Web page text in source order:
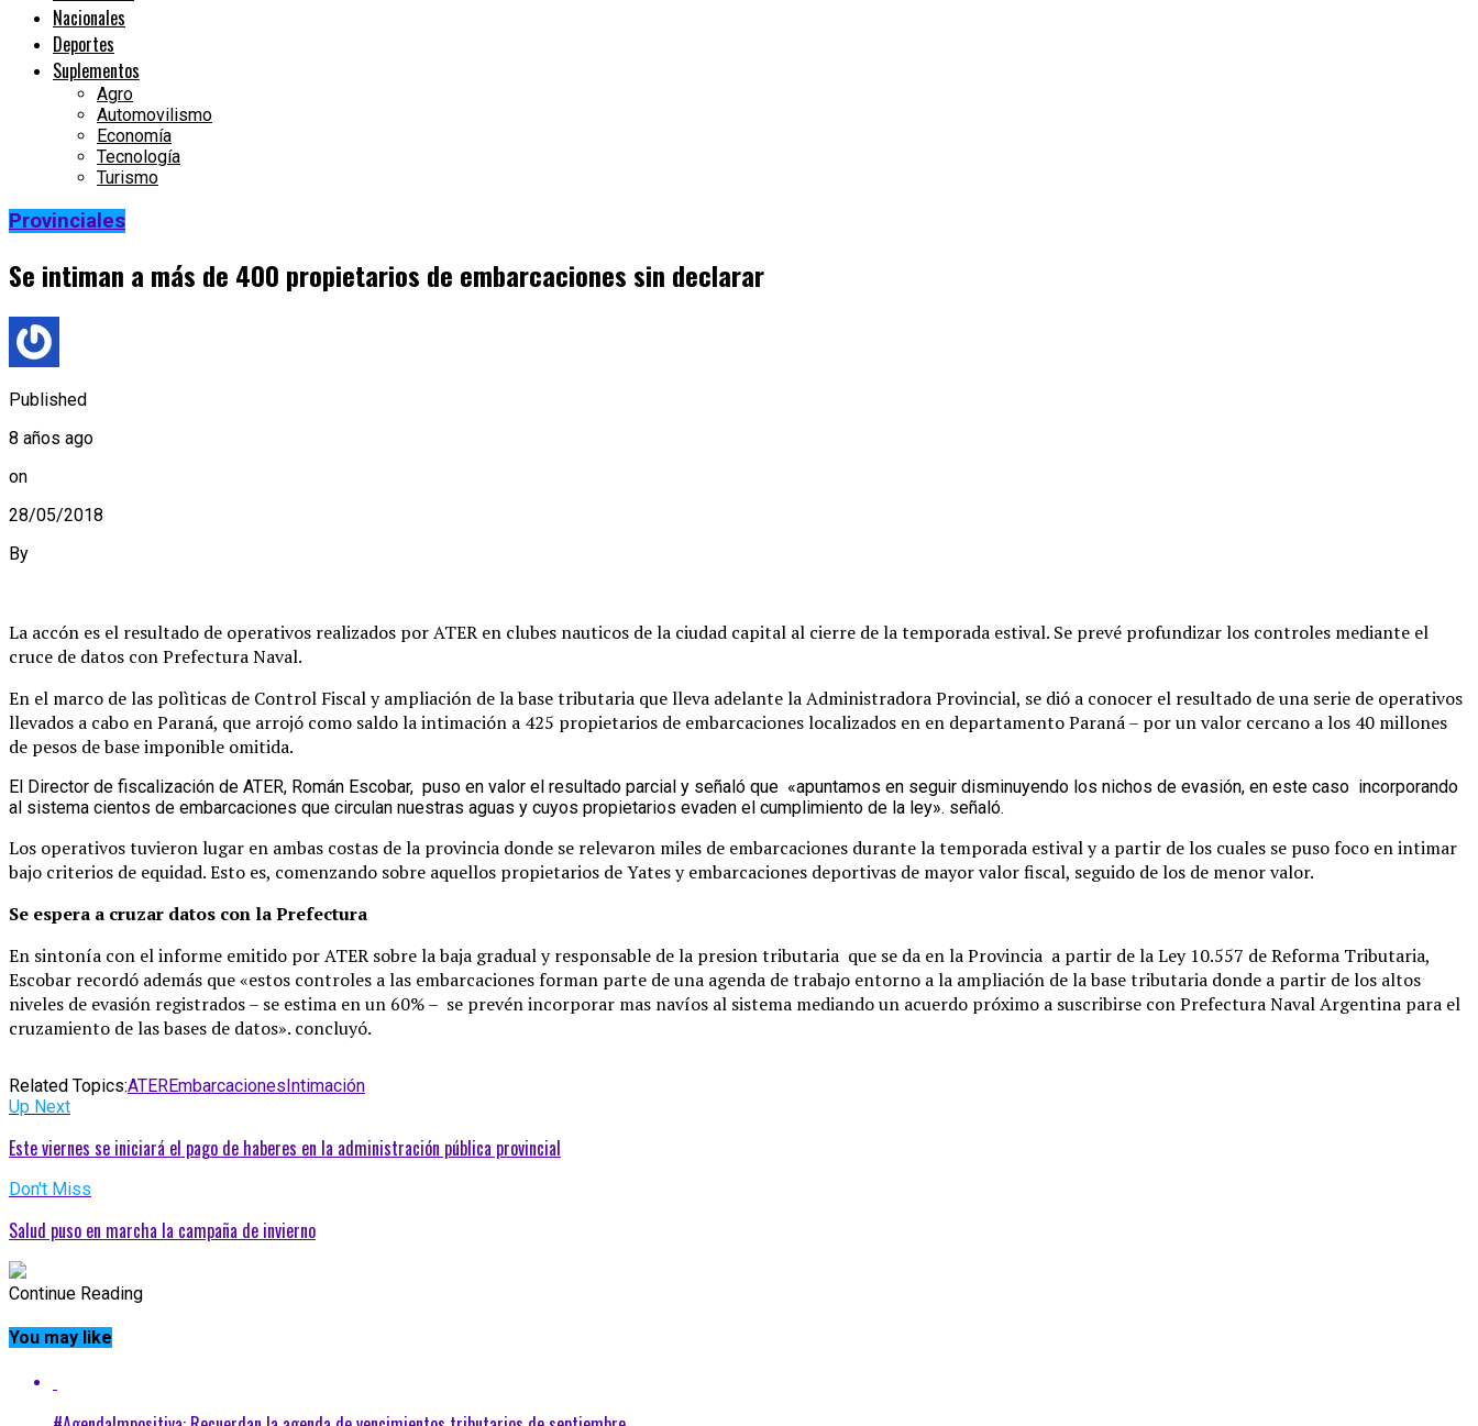
Nacionales
Deportes
Suplementos
Agro
Automovilismo
Economía
Tecnología
Turismo
Provinciales
Se intiman a más de 400 propietarios de embarcaciones sin declarar
Published
8 años ago
on
28/05/2018
By
La accón es el resultado de operativos realizados por ATER en clubes nauticos de la ciudad capital al cierre de la temporada estival. Se prevé profundizar los controles mediante el
cruce de datos con Prefectura Naval.
En el marco de las polìticas de Control Fiscal y ampliación de la base tributaria que lleva adelante la Administradora Provincial, se dió a conocer el resultado de una serie de operativos
llevados a cabo en Paraná, que arrojó como saldo la intimación a 425 propietarios de embarcaciones localizados en en departamento Paraná – por un valor cercano a los 40 millones
de pesos de base imponible omitida.
El Director de fiscalización de ATER, Román Escobar, puso en valor el resultado parcial y señaló que «apuntamos en seguir disminuyendo los nichos de evasión, en este caso incorporando
al sistema cientos de embarcaciones que circulan nuestras aguas y cuyos propietarios evaden el cumplimiento de la ley». señaló.
Los operativos tuvieron lugar en ambas costas de la provincia donde se relevaron miles de embarcaciones durante la temporada estival y a partir de los cuales se puso foco en intimar
bajo criterios de equidad. Esto es, comenzando sobre aquellos propietarios de Yates y embarcaciones deportivas de mayor valor fiscal, seguido de los de menor valor.
Se espera a cruzar datos con la Prefectura
En sintonía con el informe emitido por ATER sobre la baja gradual y responsable de la presion tributaria que se da en la Provincia a partir de la Ley 10.557 de Reforma Tributaria,
Escobar recordó además que «estos controles a las embarcaciones forman parte de una agenda de trabajo entorno a la ampliación de la base tributaria donde a partir de los altos
niveles de evasión registrados – se estima en un 60% – se prevén incorporar mas navíos al sistema mediando un acuerdo próximo a suscribirse con Prefectura Naval Argentina para el
cruzamiento de las bases de datos». concluyó.
Related Topics:ATEREmbarcacionesIntimación
Up Next
Este viernes se iniciará el pago de haberes en la administración pública provincial
Don't Miss
Salud puso en marcha la campaña de invierno
Continue Reading
You may like